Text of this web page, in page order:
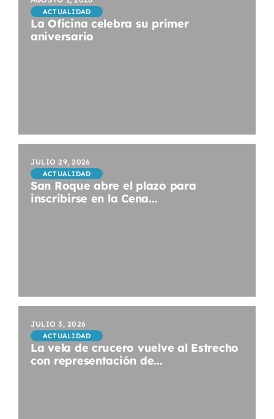
ACTUALIDAD
La Oficina celebra su primer
aniversario
JULIO 29, 2026
ACTUALIDAD
San Roque abre el plazo para
inscribirse en la Cena...
JULIO 3, 2026
ACTUALIDAD
La vela de crucero vuelve al Estrecho
con representación de...